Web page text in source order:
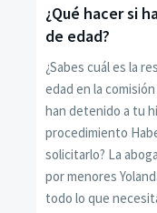
¿Qué hacer si
de edad?
¿Sabes cuál es la
edad en la
han detenido a tu
procedimiento
solicitarlo? La
por menores
todo lo que